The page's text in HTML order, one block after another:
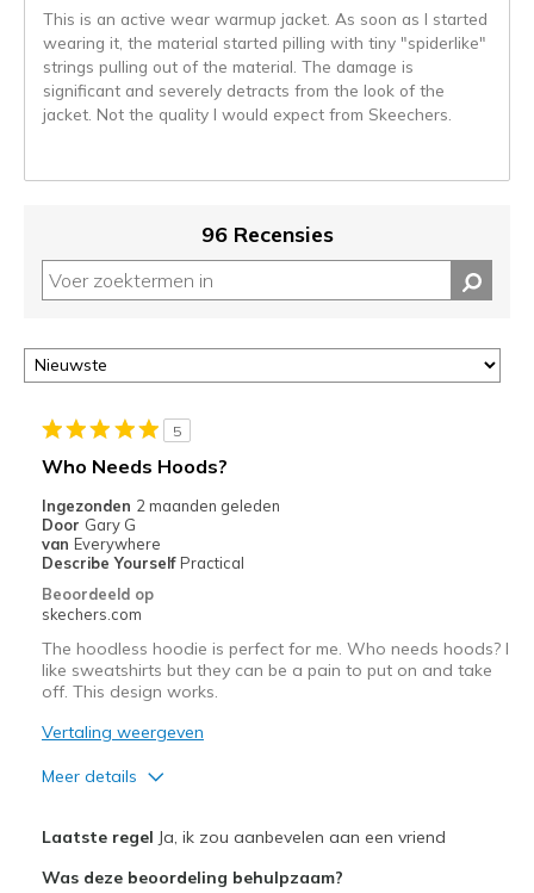
niejee
page_id.
kunt
de
deze
of
door
href="javascript:location.href=location.pathname;">hier</a>
page
met
de
migratiegeschiedenis
van
de
page_id
bezoeken.
This is an active wear warmup jacket. As soon as I started
wearing it, the material started pilling with tiny "spiderlike"
strings pulling out of the material. The damage is
significant and severely detracts from the look of the
jacket. Not the quality I would expect from Skeechers.
96 Recensies
5
Who Needs Hoods?
Ingezonden 2 maanden geleden
Door Gary G
van Everywhere
Describe Yourself Practical
Beoordeeld op
skechers.com
The hoodless hoodie is perfect for me. Who needs hoods? I
like sweatshirts but they can be a pain to put on and take
off. This design works.
Vertaling weergeven
Meer details
Laatste regel Ja, ik zou aanbevelen aan een vriend
Was deze beoordeling behulpzaam?